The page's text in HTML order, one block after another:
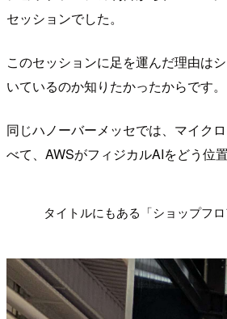
セッションでした。
このセッションに足を運んだ理由は
いているのか知りたかったからです。
同じハノーバーメッセでは、マイク
べて、AWSがフィジカルAIをどう位
タイトルにもある「ショップフ